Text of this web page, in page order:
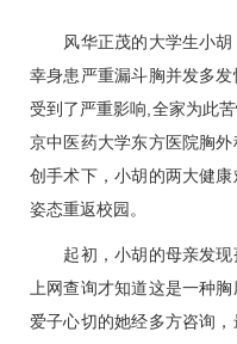
风华正茂的大学生小胡
幸身患严重漏斗胸并发多
受到了严重影响,全家为此
京中医药大学东方医院胸外
创手术下，小胡的两大健
姿态重返校园。
起初，小胡的母亲发现
上网查询才知道这是一种
爱子心切的她经多方咨询